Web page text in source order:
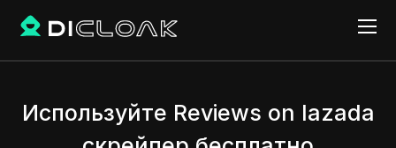
Используйте Reviews on lazada